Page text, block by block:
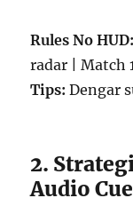
Rules No HUD:
radar | Match
Tips: Dengar
2.
Audio Cue